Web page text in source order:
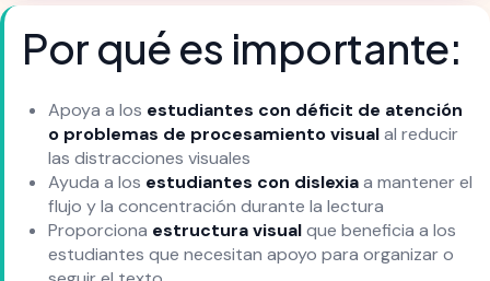
Por qué es importante:
Apoya a los estudiantes con déficit de atención
o problemas de procesamiento visualal reducir
las distracciones visuales
Ayuda a los estudiantes con dislexiaa mantener el
flujo y la concentración durante la lectura
Proporciona estructura visualque beneficia a los
estudiantes que necesitan apoyo para organizar o